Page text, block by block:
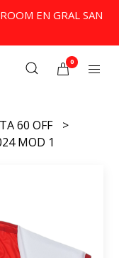
EN GRAL SAN
0
60 OFF
MOD 1